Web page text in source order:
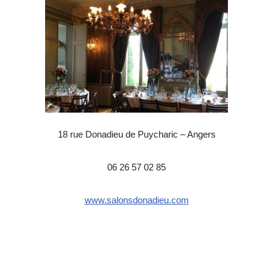
18 rue Donadieu de Puycharic – Angers
06 26 57 02 85
www.salonsdonadieu.com